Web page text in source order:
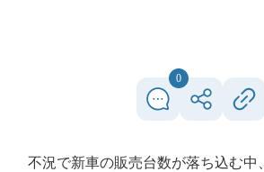
0
不況で新車の販売台数が落ち込む中、